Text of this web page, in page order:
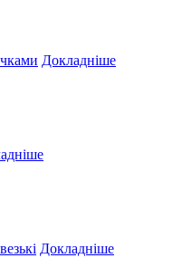
Докладніше
Докладніше